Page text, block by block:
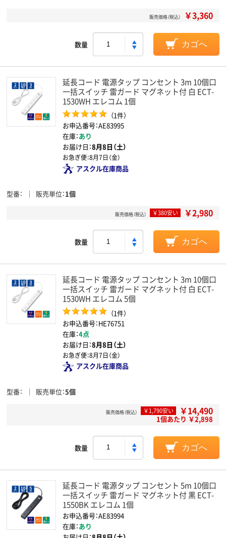
販売価格（税込） ￥3,360
数量 カゴへ
延長コード 電源タップ コンセント 3m 10個口
一括スイッチ 雷ガード マグネット付 白 ECT-
1530WH エレコム 1個
（1件）
お申込番号：AE83995
在庫：あり
お届け日：8月8日（土）
お急ぎ便：8月7日（金）
アスクル在庫商品
型番 販売単位 1個
販売価格（税込） ￥380安い ￥2,980
数量 カゴへ
延長コード 電源タップ コンセント 3m 10個口
一括スイッチ 雷ガード マグネット付 白 ECT-
1530WH エレコム 5個
（1件）
お申込番号：HE76751
在庫：4点
お届け日：8月8日（土）
お急ぎ便：8月7日（金）
アスクル在庫商品
型番 販売単位 5個
販売価格（税込） ￥1,790安い ￥14,490
1個あたり ￥2,898
数量 カゴへ
延長コード 電源タップ コンセント 5m 10個口
一括スイッチ 雷ガード マグネット付 黒 ECT-
1550BK エレコム 1個
お申込番号：AE83994
在庫：あり